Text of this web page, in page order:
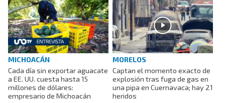
MICHOACÁN
Cada día sin exportar aguacate
a EE. UU. cuesta hasta 15
millones de dólares:
empresario de Michoacán
MORELOS
Captan el momento exacto de
explosión tras fuga de gas en
una pipa en Cuernavaca; hay 21
heridos